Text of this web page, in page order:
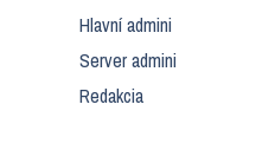
Hlavní admini
Server admini
Redakcia